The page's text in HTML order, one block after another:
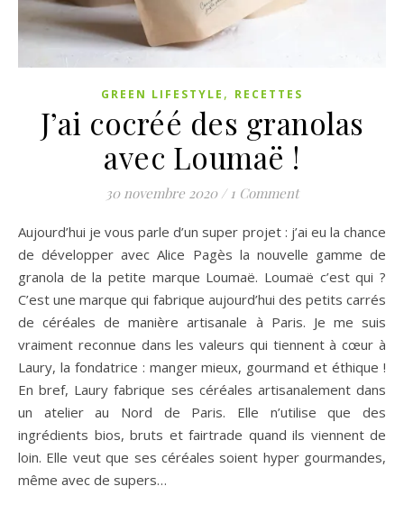
GREEN LIFESTYLE , RECETTES
J’ai cocréé des granolas
avec Loumaë !
30 novembre 2020 / 1 Comment
Aujourd’hui je vous parle d’un super projet : j’ai eu la chance
de développer avec Alice Pagès la nouvelle gamme de
granola de la petite marque Loumaë. Loumaë c’est qui ?
C’est une marque qui fabrique aujourd’hui des petits carrés
de céréales de manière artisanale à Paris. Je me suis
vraiment reconnue dans les valeurs qui tiennent à cœur à
Laury, la fondatrice : manger mieux, gourmand et éthique !
En bref, Laury fabrique ses céréales artisanalement dans
un atelier au Nord de Paris. Elle n’utilise que des
ingrédients bios, bruts et fairtrade quand ils viennent de
loin. Elle veut que ses céréales soient hyper gourmandes,
même avec de supers…